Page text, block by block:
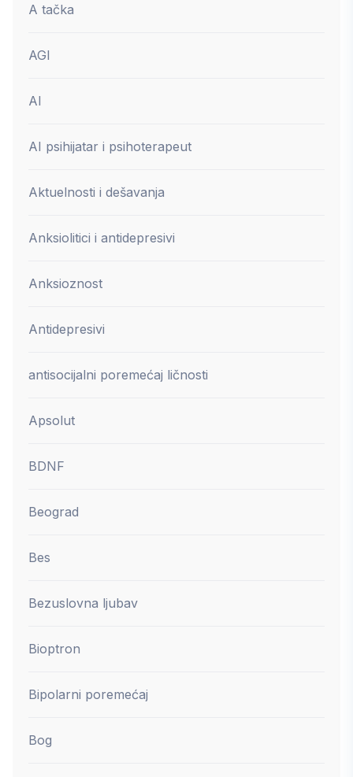
A tačka
AGI
AI
AI psihijatar i psihoterapeut
Aktuelnosti i dešavanja
Anksiolitici i antidepresivi
Anksioznost
Antidepresivi
antisocijalni poremećaj ličnosti
Apsolut
BDNF
Beograd
Bes
Bezuslovna ljubav
Bioptron
Bipolarni poremećaj
Bog